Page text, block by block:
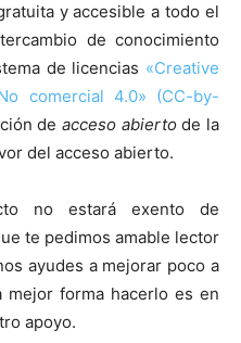
y accesible a todo el
de conocimiento
de licencias «Creative
comercial 4.0» (CC-by-
de acceso abiertode la
del acceso abierto.
no estará exento de
te pedimos amable lector
ayudes a mejorar poco a
mejor forma hacerlo es en
apoyo.